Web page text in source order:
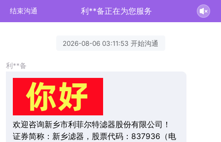
结束沟通 利**备正在为您服务
2026-08-06 03:11:53 开始沟通
利**备
欢迎咨询新乡市利菲尔特滤器股份有限公司！
证券简称：新乡滤器，股票代码：837936（电